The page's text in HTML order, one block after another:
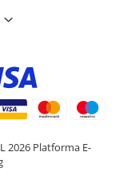
2026 Platforma E-